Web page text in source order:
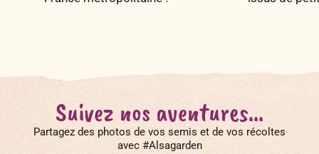
Suivez nos aventures...
Partagez des photos de vos semis et de vos récoltes
avec #Alsagarden